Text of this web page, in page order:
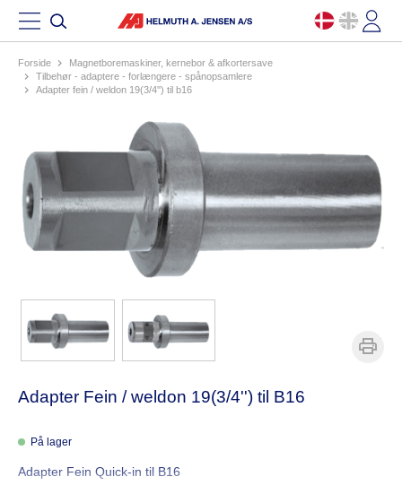
Forside
magnetboremaskiner, kernebor & afkortersave
tilbehør - adaptere - forlængere - spånopsamlere
adapter fein / weldon 19(3/4'') til b16
Adapter Fein / weldon 19(3/4'') til B16
På lager
Adapter Fein Quick-in til B16